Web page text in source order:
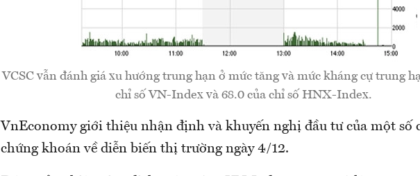
VCSC vẫn đánh giá xu hướng trung hạn ở mức tăng và mức kháng cự trung
chỉ số VN-Index và 68.0 của chỉ số HNX-Index.
VnEconomy giới thiệu nhận định và khuyến nghị đầu tư của một số
chứng khoán về diễn biến thị trường ngày 4/12.